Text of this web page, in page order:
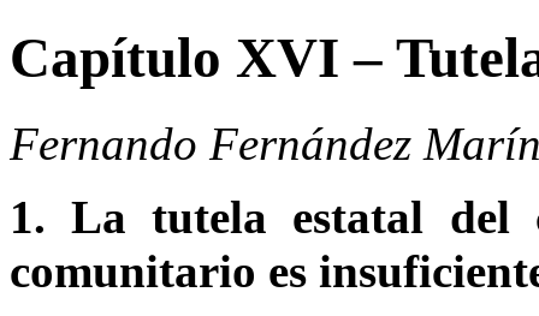
Capítulo XVI –
Fernando Fernández
1. La tutela estatal del
comunitario es